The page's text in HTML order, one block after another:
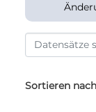
Sortieren nach